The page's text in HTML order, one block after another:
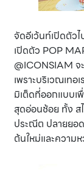
จัดอีเว้นท์เปิดตัว
เปิดตัว POP
@ICONSIAM
เพราะบริเวณเท
มิเต็ดที่ออกแบบเ
สุดอ่อนช้อย ทั้ง ส
ประณีต ปลายยอ
ต้นใหม่และความ